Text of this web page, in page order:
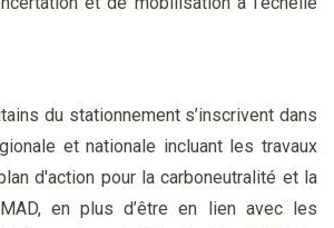
du stationnement s’inscrivent dans
et nationale incluant les travaux
d'action pour la carboneutralité et la
en plus d’être en lien avec les